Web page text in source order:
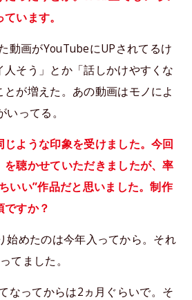
います。
動画がYouTubeにUPされてるけ
人そう」とか「話しかけやすくな
が増えた。あの動画はモノによ
ってる。
ような印象を受けました。今回
を聴かせていただきましたが、率
いい”作品だと思いました。制作
すか？
始めたのは今年入ってから。それ
てました。
なってからは2ヵ月ぐらいで。そ